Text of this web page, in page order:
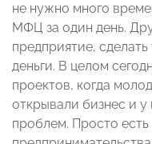
не нужно много
МФЦ за один день.
предприятие,
деньги. В целом
проектов, когда
открывали бизнес и у
проблем. Просто